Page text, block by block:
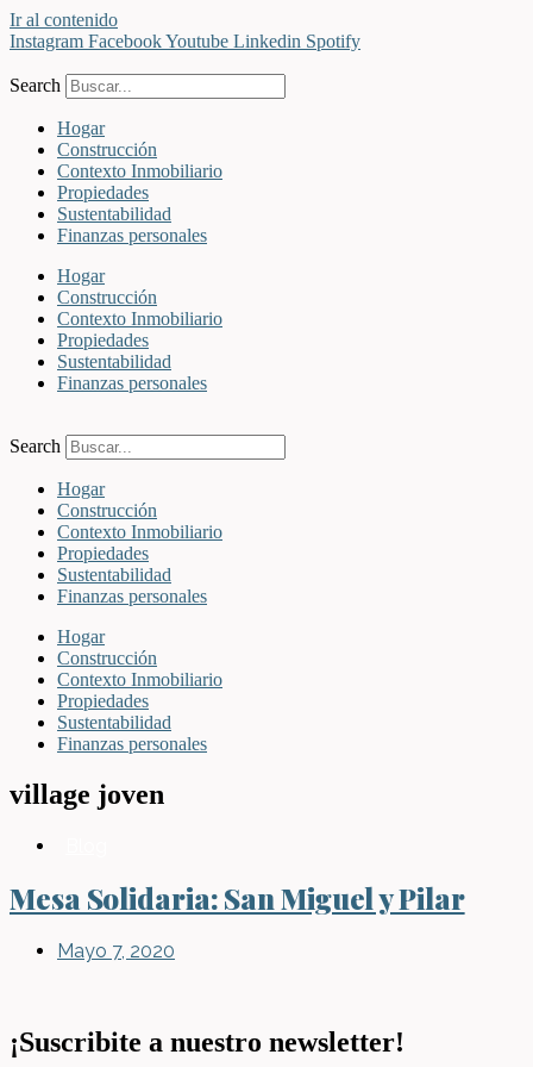
Ir al contenido
Instagram FacebookYoutube Linkedin Spotify
Search
Hogar
Construcción
Contexto Inmobiliario
Propiedades
Sustentabilidad
Finanzas personales
Hogar
Construcción
Contexto Inmobiliario
Propiedades
Sustentabilidad
Finanzas personales
Search
Hogar
Construcción
Contexto Inmobiliario
Propiedades
Sustentabilidad
Finanzas personales
Hogar
Construcción
Contexto Inmobiliario
Propiedades
Sustentabilidad
Finanzas personales
village joven
Mesa Solidaria: San Miguel y Pilar
Mayo 7, 2020
¡Suscribite a nuestro newsletter!